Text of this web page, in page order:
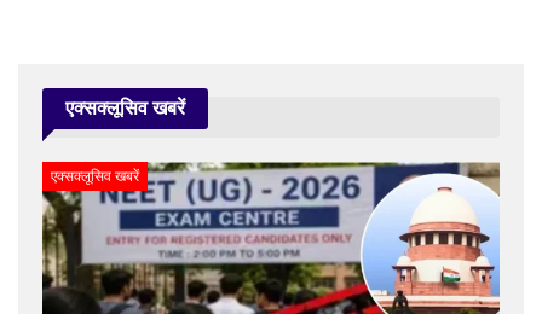
एक्सक्लूसिव खबरें
एक्सक्लूसिव खबरें